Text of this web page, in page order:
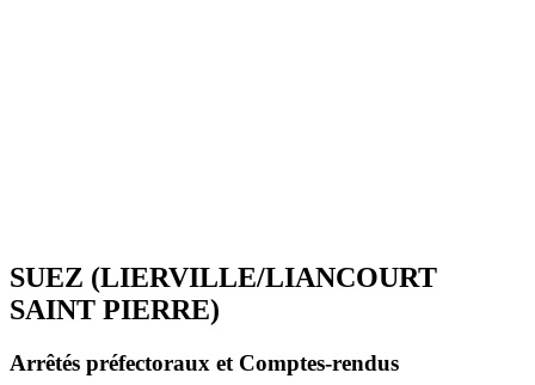
SUEZ (LIERVILLE/LIANCOURT
SAINT PIERRE)
Arrêtés préfectoraux et Comptes-rendus